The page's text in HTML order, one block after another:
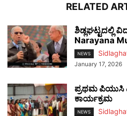
RELATED
ಶಿಡ್ಲಘಟ್ಟದಲ್ಲಿ
Narayana
NEWS
January 17, 2026
ಪ್ರಥಮ ಪಿಯುಸಿ
ಕಾರ್ಯಕ್ರಮ
NEWS